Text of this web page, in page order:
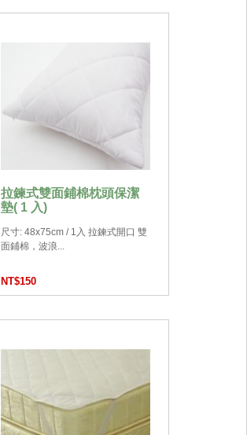
拉鍊式雙面鋪棉枕頭保潔
墊( 1 入)
尺寸: 48x75cm / 1入 拉鍊式開口 雙
面鋪棉，波浪...
NT$150